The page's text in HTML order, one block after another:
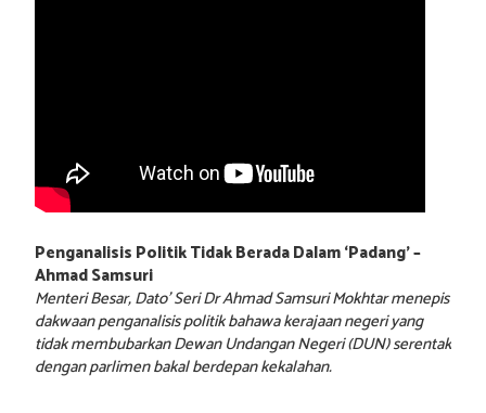
Penganalisis Politik Tidak Berada Dalam ‘Padang’ –
Ahmad Samsuri
Menteri Besar, Dato’ Seri Dr Ahmad Samsuri Mokhtar menepis
dakwaan penganalisis politik bahawa kerajaan negeri yang
tidak membubarkan Dewan Undangan Negeri (DUN) serentak
dengan parlimen bakal berdepan kekalahan.